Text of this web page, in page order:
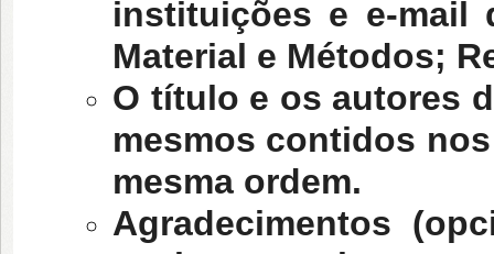
instituições e e-mail
Material e Métodos;
O título e os autores
mesmos contidos
mesma ordem.
Agradecimentos